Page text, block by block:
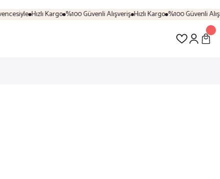
Hızlı Kargo %100 Güvenli Alışveriş Hızlı Kargo %100 Güvenli